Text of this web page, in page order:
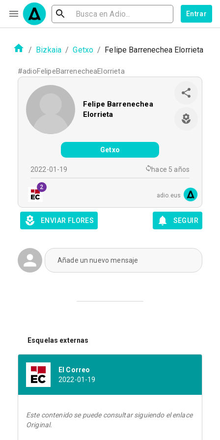
Entrar
/ Bizkaia / Getxo / Felipe Barrenechea Elorrieta
#adioFelipeBarrenecheaElorrieta
Felipe Barrenechea
Elorrieta
Getxo
2022-01-19 hace 5 años
2
adio.eus
ENVIAR FLORES SEGUIR
Añade un nuevo mensaje
Esquelas externas
El Correo
2022-01-19
Este contenido se puede consultar siguiendo el enlace
Original.